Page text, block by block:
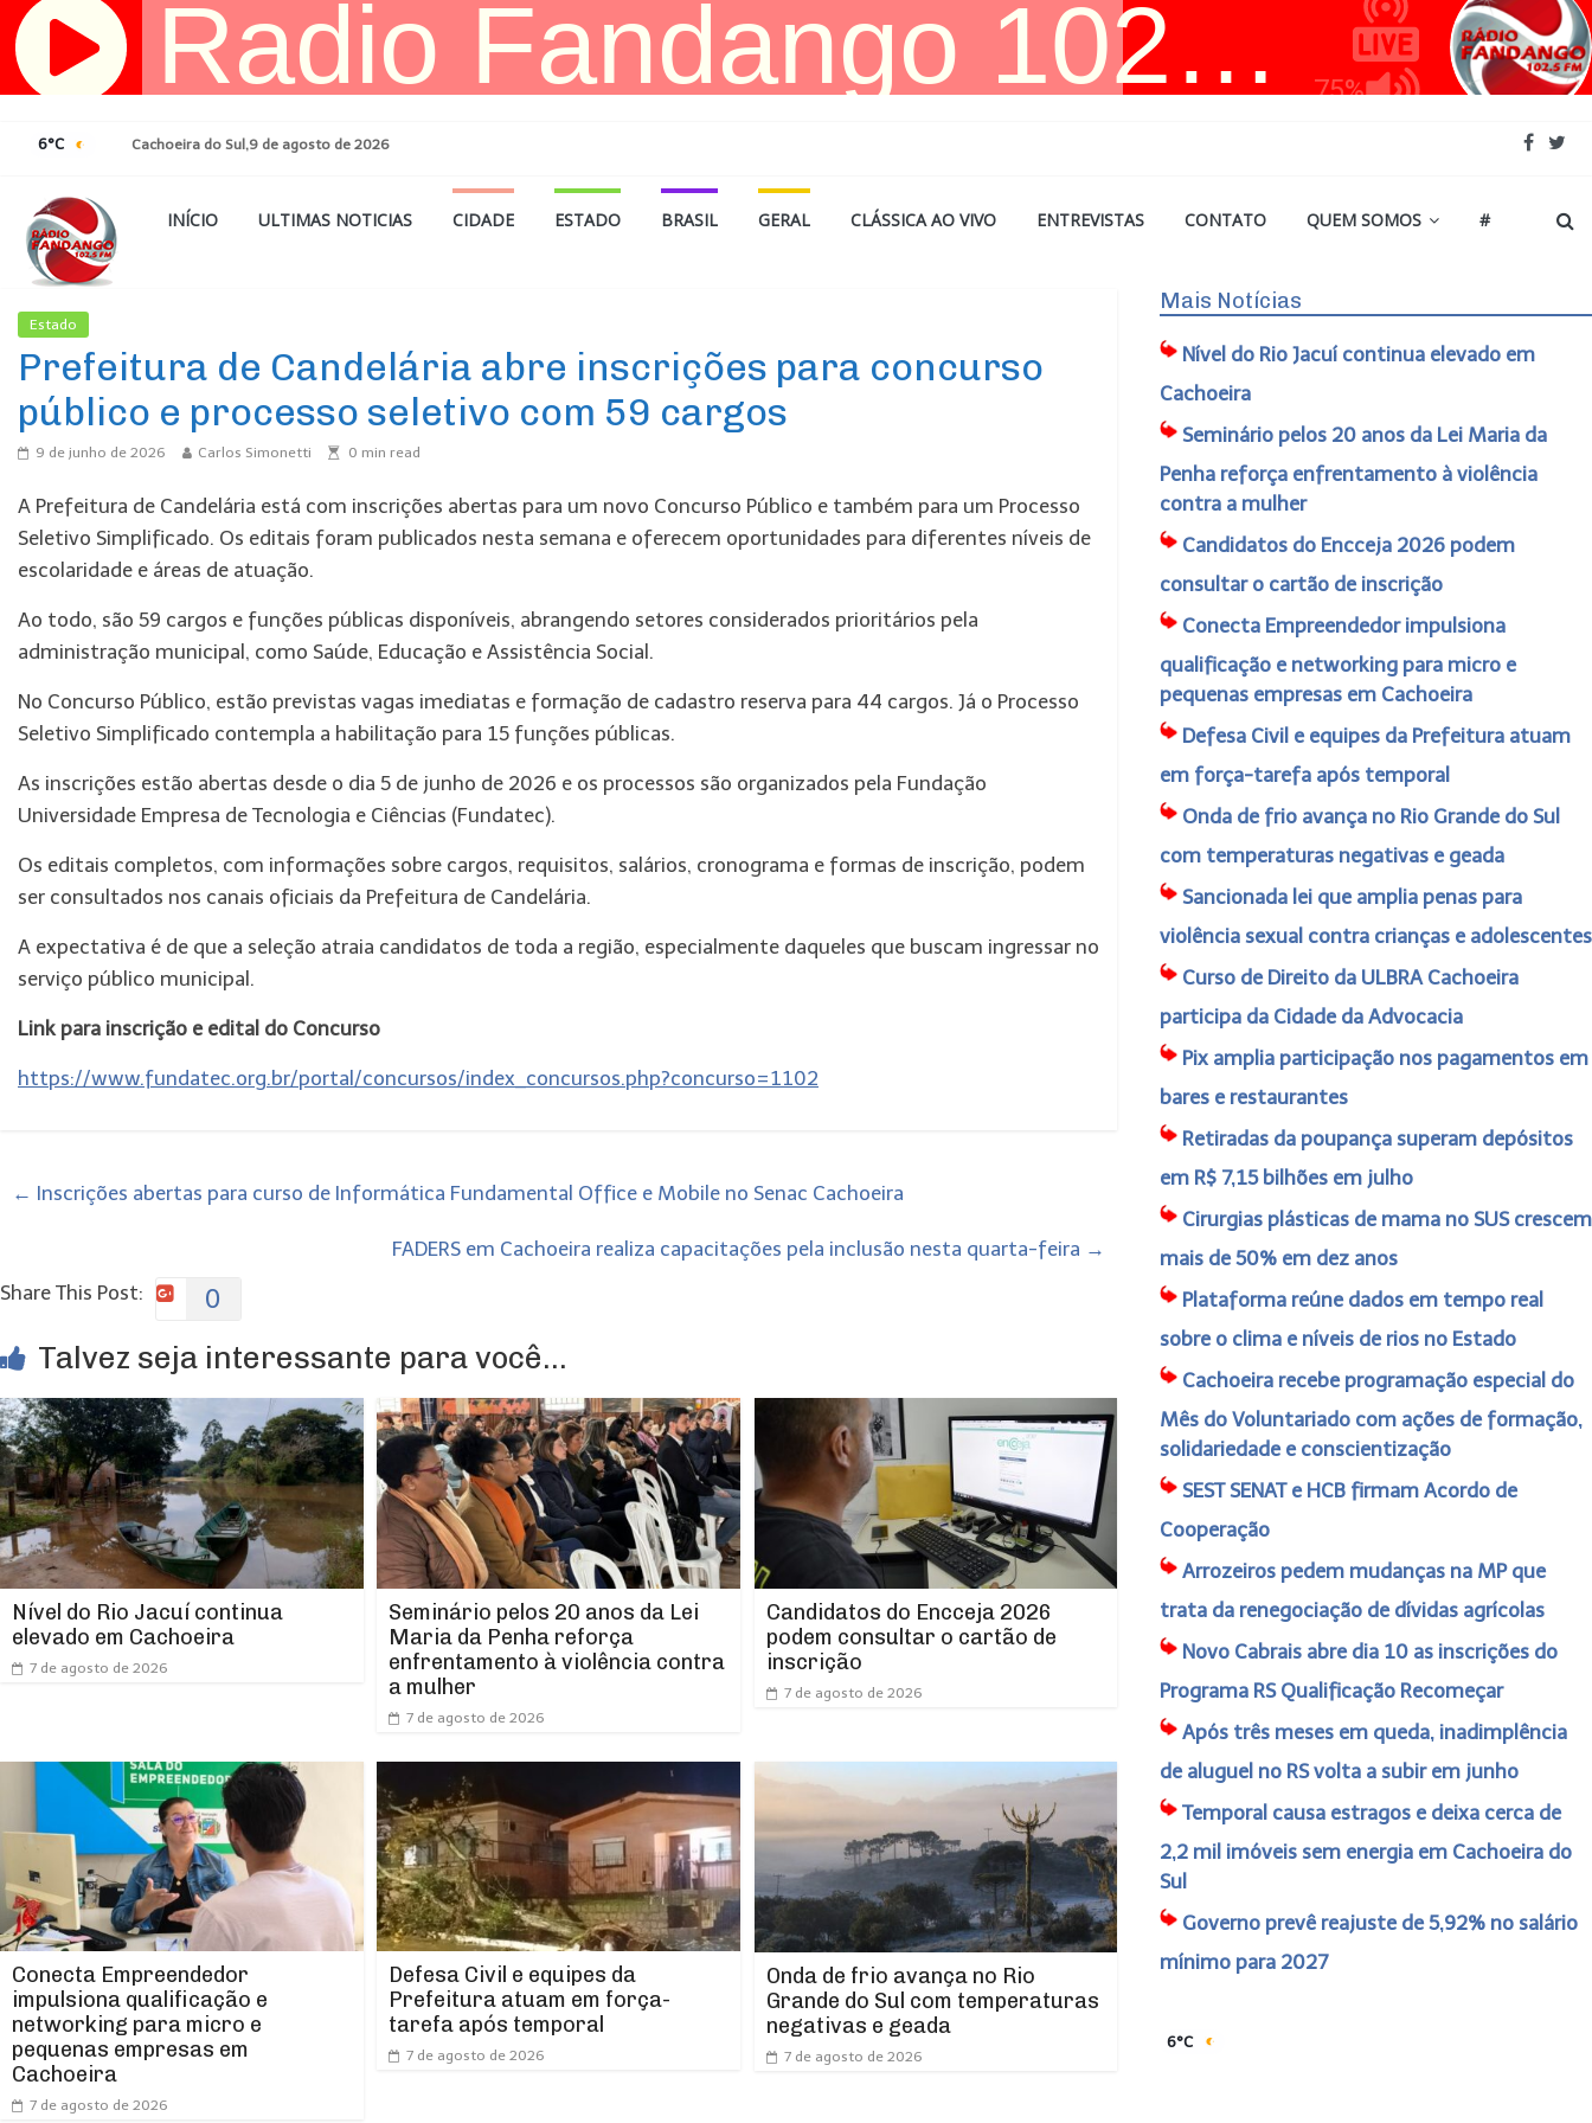
Pular
para
6°C Cachoeira do Sul,9 de agosto de 2026
INÍCIO ULTIMAS NOTICIAS CIDADE ESTADO BRASIL GERAL CLÁSSICA AO VIVO ENTREVISTAS CONTATO QUEM SOMOS #
Estado
Prefeitura de Candelária abre inscrições para concurso
público e processo seletivo com 59 cargos
9 de junho de 2026 Carlos Simonetti 0 min read
A Prefeitura de Candelária está com inscrições abertas para um novo Concurso Público e também para um Processo
Seletivo Simplificado. Os editais foram publicados nesta semana e oferecem oportunidades para diferentes níveis de
escolaridade e áreas de atuação.
Ao todo, são 59 cargos e funções públicas disponíveis, abrangendo setores considerados prioritários pela
administração municipal, como Saúde, Educação e Assistência Social.
No Concurso Público, estão previstas vagas imediatas e formação de cadastro reserva para 44 cargos. Já o Processo
Seletivo Simplificado contempla a habilitação para 15 funções públicas.
As inscrições estão abertas desde o dia 5 de junho de 2026 e os processos são organizados pela Fundação
Universidade Empresa de Tecnologia e Ciências (Fundatec).
Os editais completos, com informações sobre cargos, requisitos, salários, cronograma e formas de inscrição, podem
ser consultados nos canais oficiais da Prefeitura de Candelária.
A expectativa é de que a seleção atraia candidatos de toda a região, especialmente daqueles que buscam ingressar no
serviço público municipal.
Link para inscrição e edital do Concurso
https://www.fundatec.org.br/portal/concursos/index_concursos.php?concurso=1102
← Inscrições abertas para curso de Informática Fundamental Office e Mobile no Senac Cachoeira
FADERS em Cachoeira realiza capacitações pela inclusão nesta quarta-feira →
Share This Post:
0
Talvez seja interessante para você...
Nível do Rio Jacuí continua
elevado em Cachoeira
7 de agosto de 2026
Seminário pelos 20 anos da Lei
Maria da Penha reforça
enfrentamento à violência contra
a mulher
7 de agosto de 2026
Candidatos do Encceja 2026
podem consultar o cartão de
inscrição
7 de agosto de 2026
Conecta Empreendedor
impulsiona qualificação e
networking para micro e
pequenas empresas em
Cachoeira
7 de agosto de 2026
Defesa Civil e equipes da
Prefeitura atuam em força-
tarefa após temporal
7 de agosto de 2026
Onda de frio avança no Rio
Grande do Sul com temperaturas
negativas e geada
7 de agosto de 2026
Mais Notícias
Nível do Rio Jacuí continua elevado em
Cachoeira
Seminário pelos 20 anos da Lei Maria da
Penha reforça enfrentamento à violência
contra a mulher
Candidatos do Encceja 2026 podem
consultar o cartão de inscrição
Conecta Empreendedor impulsiona
qualificação e networking para micro e
pequenas empresas em Cachoeira
Defesa Civil e equipes da Prefeitura atuam
em força-tarefa após temporal
Onda de frio avança no Rio Grande do Sul
com temperaturas negativas e geada
Sancionada lei que amplia penas para
violência sexual contra crianças e adolescentes
Curso de Direito da ULBRA Cachoeira
participa da Cidade da Advocacia
Pix amplia participação nos pagamentos em
bares e restaurantes
Retiradas da poupança superam depósitos
em R$ 7,15 bilhões em julho
Cirurgias plásticas de mama no SUS crescem
mais de 50% em dez anos
Plataforma reúne dados em tempo real
sobre o clima e níveis de rios no Estado
Cachoeira recebe programação especial do
Mês do Voluntariado com ações de formação,
solidariedade e conscientização
SEST SENAT e HCB firmam Acordo de
Cooperação
Arrozeiros pedem mudanças na MP que
trata da renegociação de dívidas agrícolas
Novo Cabrais abre dia 10 as inscrições do
Programa RS Qualificação Recomeçar
Após três meses em queda, inadimplência
de aluguel no RS volta a subir em junho
Temporal causa estragos e deixa cerca de
2,2 mil imóveis sem energia em Cachoeira do
Sul
Governo prevê reajuste de 5,92% no salário
mínimo para 2027
6°C